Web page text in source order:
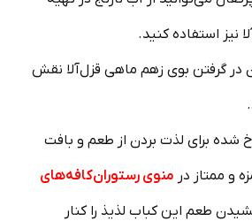
استفاده کنید.
در گرفتن بوی زهم ماهی قزل‌آلا نقش
شده برای لذت بردن از طعم و بافت
ممتاز در منوی رستوران‌کافه‌های
طعم این کباب لذیذ را کنار